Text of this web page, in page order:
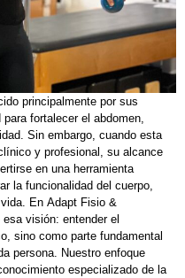
principalmente por sus
fortalecer el abdomen,
Sin embargo, cuando esta
y profesional, su alcance
en una herramienta
la funcionalidad del cuerpo,
En Adapt Fisio &
visión: entender el
sino como parte fundamental
persona. Nuestro enfoque
especializado de la